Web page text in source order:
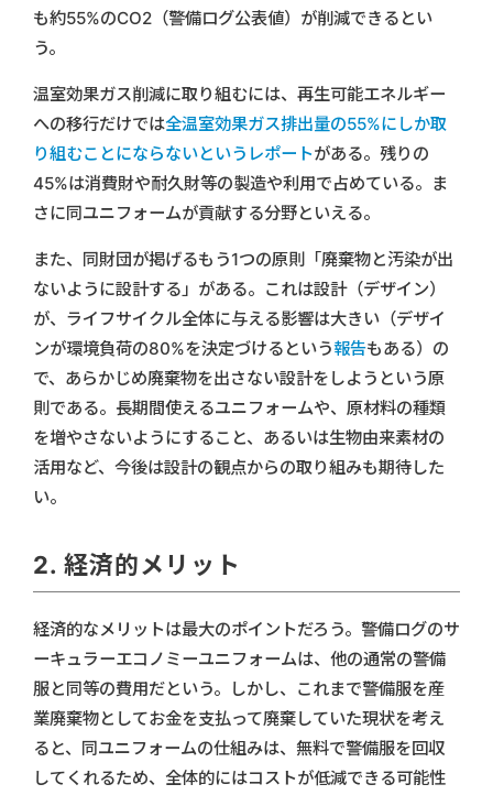
も約55%のCO2（警備ログ公表値）が削減できるとい
う。
温室効果ガス削減に取り組むには、再生可能エネルギー
への移行だけでは全温室効果ガス排出量の55%にしか取
り組むことにならないというレポートがある。残りの
45%は消費財や耐久財等の製造や利用で占めている。ま
さに同ユニフォームが貢献する分野といえる。
また、同財団が掲げるもう1つの原則「廃棄物と汚染が出
ないように設計する」がある。これは設計（デザイン）
が、ライフサイクル全体に与える影響は大きい（デザイ
ンが環境負荷の80%を決定づけるという報告もある）の
で、あらかじめ廃棄物を出さない設計をしようという原
則である。長期間使えるユニフォームや、原材料の種類
を増やさないようにすること、あるいは生物由来素材の
活用など、今後は設計の観点からの取り組みも期待した
い。
2. 経済的メリット
経済的なメリットは最大のポイントだろう。警備ログのサ
ーキュラーエコノミーユニフォームは、他の通常の警備
服と同等の費用だという。しかし、これまで警備服を産
業廃棄物としてお金を支払って廃棄していた現状を考え
ると、同ユニフォームの仕組みは、無料で警備服を回収
してくれるため、全体的にはコストが低減できる可能性